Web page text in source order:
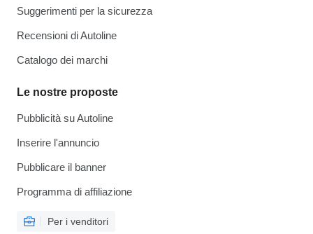
Suggerimenti per la sicurezza
Recensioni di Autoline
Catalogo dei marchi
Le nostre proposte
Pubblicità su Autoline
Inserire l'annuncio
Pubblicare il banner
Programma di affiliazione
Per i venditori